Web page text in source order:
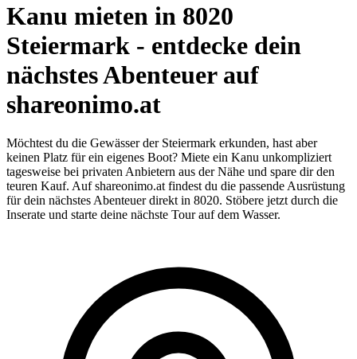
Kanu mieten in 8020
Steiermark - entdecke dein
nächstes Abenteuer auf
shareonimo.at
Möchtest du die Gewässer der Steiermark erkunden, hast aber
keinen Platz für ein eigenes Boot? Miete ein Kanu unkompliziert
tagesweise bei privaten Anbietern aus der Nähe und spare dir den
teuren Kauf. Auf shareonimo.at findest du die passende Ausrüstung
für dein nächstes Abenteuer direkt in 8020. Stöbere jetzt durch die
Inserate und starte deine nächste Tour auf dem Wasser.